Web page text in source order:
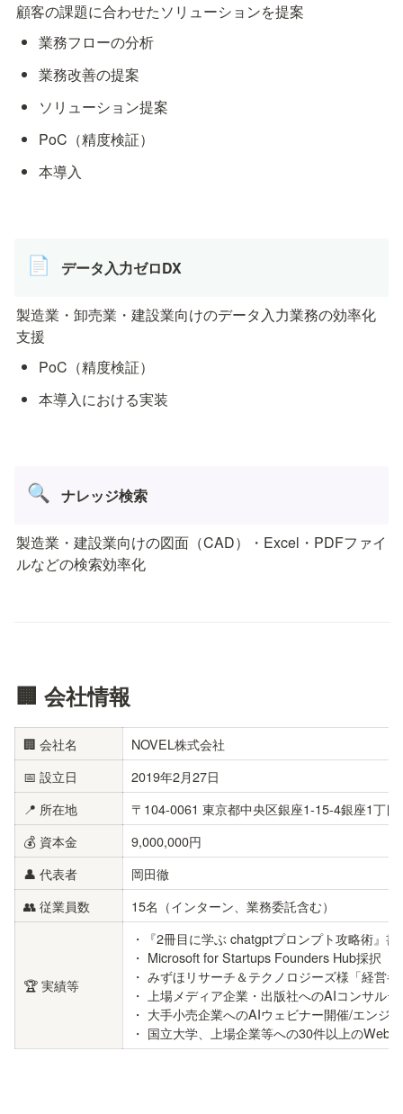
顧客の課題に合わせたソリューションを提案
業務フローの分析
業務改善の提案
ソリューション提案
PoC（精度検証）
本導入
📄 データ入力ゼロDX
製造業・卸売業・建設業向けのデータ入力業務の効率化
支援
PoC（精度検証）
本導入における実装
🔍 ナレッジ検索
製造業・建設業向けの図面（CAD）・Excel・PDFファイ
ルなどの検索効率化
🏢 会社情報
🏢 会社名
NOVEL株式会社
📅 設立日
2019年2月27日
📍 所在地
〒104-0061 東京都中央区銀座1-15-4銀座1丁
💰 資本金
9,000,000円
👤 代表者
岡田徹
👥 従業員数
15名（インターン、業務委託含む）
🏆 実績等
・『2冊目に学ぶ chatgptプロンプト攻略術』書
・ Microsoft for Startups Founders Hub採択
・ みずほリサーチ＆テクノロジーズ様「経営
・ 上場メディア企業・出版社へのAIコンサル
・ 大手小売企業へのAIウェビナー開催/エンジ
・ 国立大学、上場企業等への30件以上のWeb